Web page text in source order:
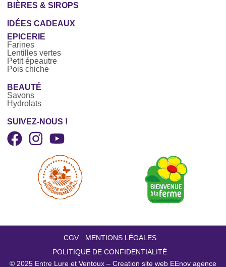
BIÈRES & SIROPS
IDÉES CADEAUX
EPICERIE
Farines
Lentilles vertes
Petit épeautre
Pois chiche
BEAUTÉ
Savons
Hydrolats
SUIVEZ-NOUS !
CGV
MENTIONS LÉGALES
POLITIQUE DE CONFIDENTIALITÉ
© 2025 Entre Lure et Ventoux – Creation site web EEnov agence